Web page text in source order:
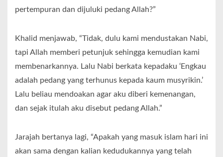
pertempuran dan dijuluki pedang Allah?”
Khalid menjawab, “Tidak, dulu kami mendustakan Nabi,
tapi Allah memberi petunjuk sehingga kemudian kami
membenarkannya. Lalu Nabi berkata kepadaku ‘Engkau
adalah pedang yang terhunus kepada kaum musyrikin.’
Lalu beliau mendoakan agar aku diberi kemenangan,
dan sejak itulah aku disebut pedang Allah.”
Jarajah bertanya lagi, “Apakah yang masuk islam hari ini
akan sama dengan kalian kedudukannya yang telah